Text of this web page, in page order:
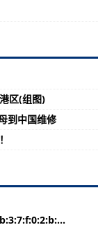
区(组图)
到中国维修